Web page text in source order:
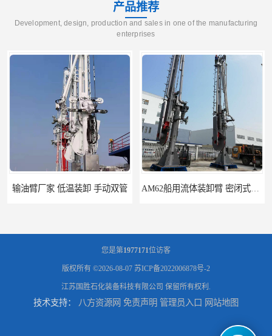
产品推荐
Development, design, production and sales in one of the manufacturing
enterprises
AM62船用流体装卸臂 密闭式装卸臂 多种型号可供选择 高低温顶部装车鹤管 耐高温耐高压耐腐蚀
您是第1977171位访客
版权所有 ©2026-08-07 苏ICP备2022006878号-2
江苏国胜石化装备科技有限公司 保留所有权利.
技术支持： 八方资源网 免责声明 管理员入口 网站地图